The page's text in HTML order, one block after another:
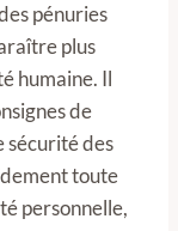
pénuries
plus
humaine. Il
de
sécurité des
toute
personnelle,